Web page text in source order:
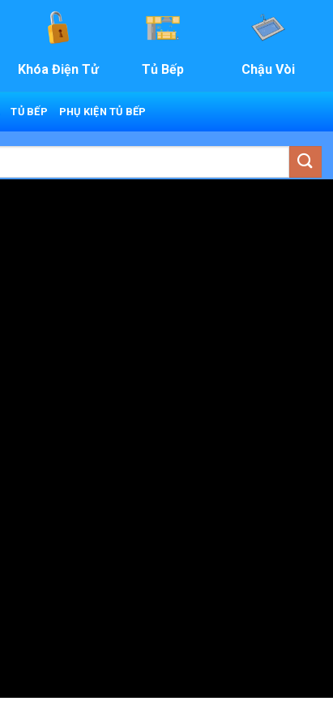
Khóa Điện Tử Tủ Bếp Chậu Vòi
TỦ BẾP PHỤ KIỆN TỦ BẾP